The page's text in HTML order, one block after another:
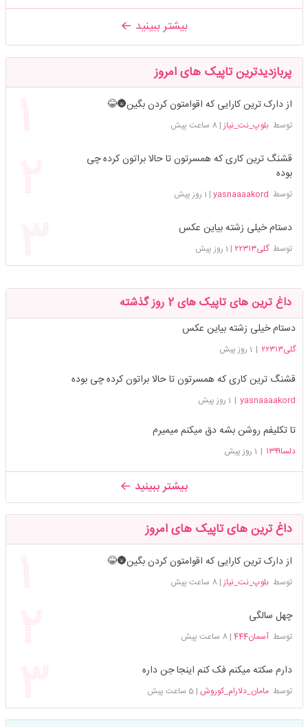
بیشتر ببینید
پربازدیدترین تاپیک های امروز
از دارک ترین کارایی که اقوامتون کردن بگین🌚😂
توسطبلوپ_نت_نیاز |8 ساعت پیش
قشنگ ترین کاری که همسرتون تا حالا براتون کرده چی
بوده
توسط yasnaaaakord
| 1 روز پیش
دستام خیلی زشته بیاین عکس
توسطگلی۲۲۳۱۳ | 1 روز پیش
داغ ترین های تاپیک های 2 روز گذشته
دستام خیلی زشته بیاین عکس
گلی۲۲۳۱۳ | 1 روز پیش
قشنگ ترین کاری که همسرتون تا حالا براتون کرده چی بوده
yasnaaaakord
| 1 روز پیش
تا تکلیفم روشن بشه دق میکنم میمیرم
دلسا۱۳۹۹ | 1 روز پیش
بیشتر ببینید
داغ ترین های تاپیک های امروز
از دارک ترین کارایی که اقوامتون کردن بگین🌚😂
توسطبلوپ_نت_نیاز |8 ساعت پیش
چهل سالگی
توسطآسمان444 |8 ساعت پیش
دارم سکته میکنم فک کنم اینجا جن داره
توسطمامان_دلارام_کوروش |5 ساعت پیش